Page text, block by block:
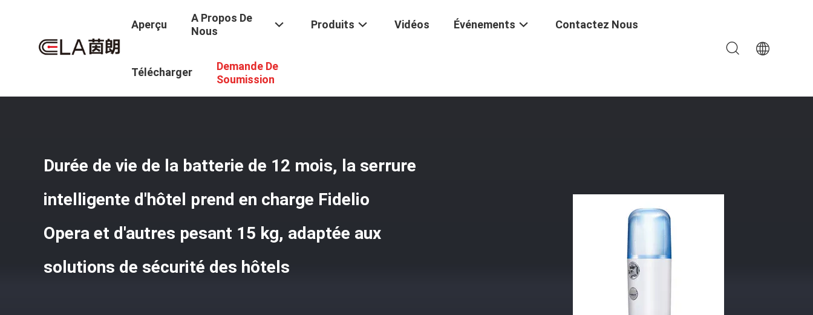
Aperçu
A Propos De
Nous
Produits Vidéos Événements Contactez Nous
Télécharger
Demande De
Soumission
Serrure Intelligente D'hôtel / Durée De Vie De La Batterie De 12 Mois, La Serrure Intelligente D'hôtel Prend En Charge Fidelio Opera Et D'autres Pesant 15 Kg, Adaptée
Aux Solutions De Sécurité Des Hôtels
Durée de vie de la batterie de 12 mois, la serrure
intelligente d'hôtel prend en charge Fidelio
Opera et d'autres pesant 15 kg, adaptée aux
solutions de sécurité des hôtels